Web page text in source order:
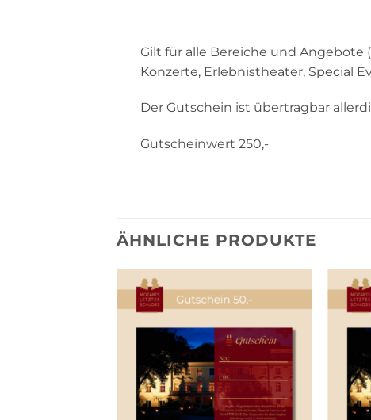
Gilt für alle Bereiche und Angebote
Konzerte, Erlebnistheater, Special
Der Gutschein ist übertragbar
Gutscheinwert 250,-
ÄHNLICHE PRODUKTE